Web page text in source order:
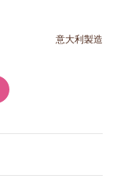
意大利製造